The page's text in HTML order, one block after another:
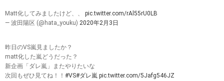
Matt化してみましたけど、、 pic.twitter.com/rAl55rU0LB
— 波田陽区 (@hata_youku) 2020年2月3日
昨日のVS嵐見ましたか？
matt化した嵐どうだった？
新企画「ダレ嵐」またやりたいな
次回もぜひ見てね！！ #VS#ダレ嵐 pic.twitter.com/5Jafg546JZ